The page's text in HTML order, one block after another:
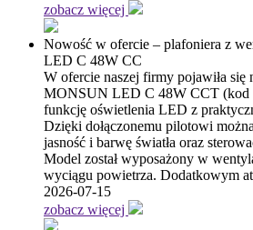
zobacz więcej
Nowość w ofercie – plafoniera z
LED C 48W CC
W ofercie naszej firmy pojawiła się
MONSUN LED C 48W CCT (kod
funkcję oświetlenia LED z
Dzięki dołączonemu pilotowi
jasność i barwę światła oraz
Model został wyposażony w
wyciągu powietrza. Dodatkowym
2026-07-15
zobacz więcej